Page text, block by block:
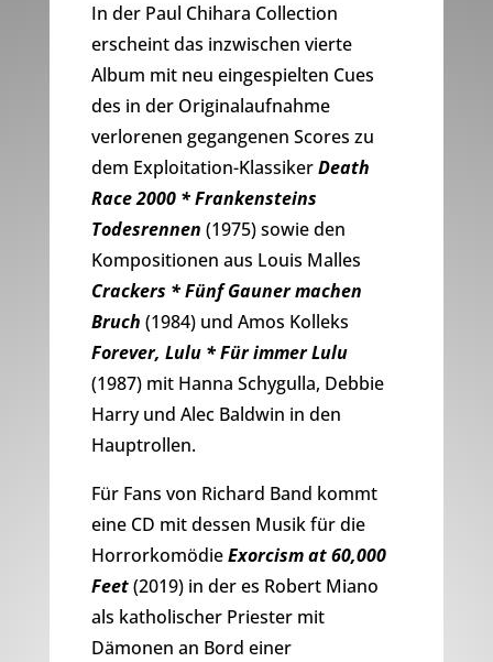
In der Paul Chihara Collection
erscheint das inzwischen vierte
Album mit neu eingespielten Cues
des in der Originalaufnahme
verlorenen gegangenen Scores zu
dem Exploitation-KlassikerDeath
Race 2000 * Frankensteins
Todesrennen (1975) sowie den
Kompositionen aus Louis Malles
Crackers * Fünf Gauner machen
Bruch (1984) und Amos Kolleks
Forever, Lulu * Für immer Lulu
(1987) mit Hanna Schygulla, Debbie
Harry und Alec Baldwin in den
Hauptrollen.
Für Fans von Richard Band kommt
eine CD mit dessen Musik für die
HorrorkomödieExorcism at 60,000
Feet(2019) in der es Robert Miano
als katholischer Priester mit
Dämonen an Bord einer